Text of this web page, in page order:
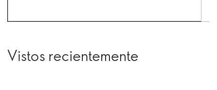
Vistos recientemente